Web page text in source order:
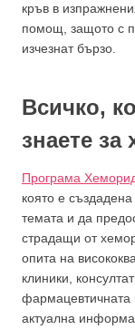
кръв в
помощ, защото с
изчезнат бързо.
Всичко,
знаете за
Програма
която е
темата и да
страдащи от
опита на
клиники,
фармацевтичната
актуална